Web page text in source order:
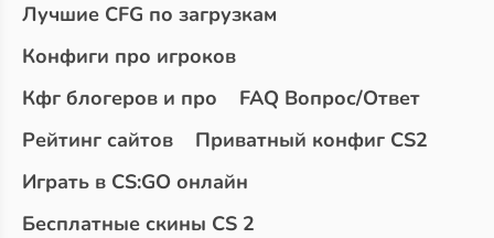
Лучшие CFG по загрузкам
Конфиги про игроков
Кфг блогеров и про
FAQ Вопрос/Ответ
Рейтинг сайтов
Приватный конфиг CS2
Играть в CS:GO онлайн
Бесплатные скины CS 2